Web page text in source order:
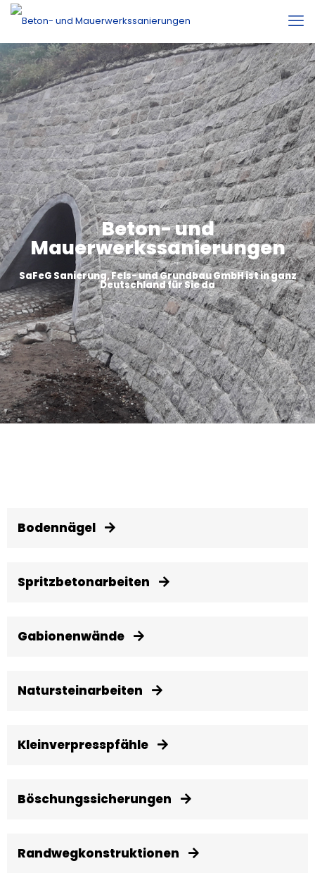
Beton- und
Mauerwerkssanierungen
SaFeG Sanierung, Fels- und Grundbau GmbH ist in ganz
Deutschland für Sie da
Bodennägel
Spritzbetonarbeiten
Gabionenwände
Natursteinarbeiten
Kleinverpresspfähle
Böschungssicherungen
Randwegkonstruktionen